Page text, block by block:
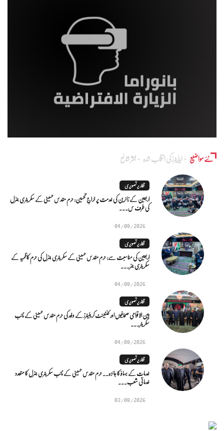
نئے مواضیع ایڈٰیٹرز کی انتخاب شدہ اکثر شائع
تقاریر تصویری
اربعین کے زائرین کی خدمت پر خراجِ تحسین: حرم مقدس حسینی کے سکریٹری جنرل
کی طرف س...
04/08/2026
تقاریر تصویری
اربعین کی مناسبت سے: حرم مقدس حسینی کے سکریٹری جنرل کی حرم کاظمیہ کے
سکریٹری جنر...
04/08/2026
تقاریر تصویری
بین الاقوامی صحافیوں اور کنٹینٹ کریئیٹرز کے وفد کی حرم مقدس حسینی کے نائب
سکریٹر...
04/08/2026
تقاریر تصویری
خدمات کے بہاؤ کا جائزہ.. حرم مقدس حسینی کے نائب سکریٹری جنرل کا متعدد
خدماتی شعب...
03/08/2026